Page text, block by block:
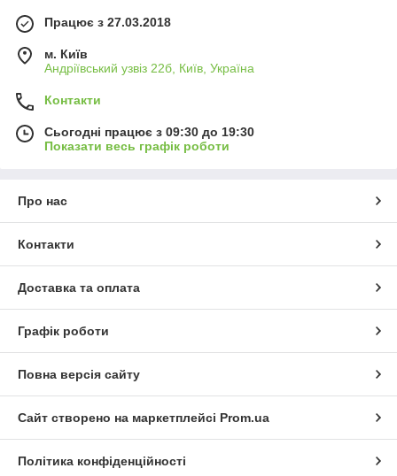
Працює з 27.03.2018
м. Київ
Андріївський узвіз 22б, Київ, Україна
Контакти
Сьогодні працює з 09:30 до 19:30
Показати весь графік роботи
Про нас
Контакти
Доставка та оплата
Графік роботи
Повна версія сайту
Сайт створено на маркетплейсі Prom.ua
Політика конфіденційності